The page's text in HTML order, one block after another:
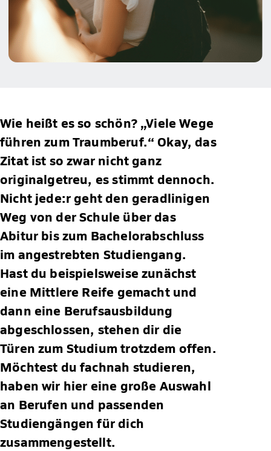
Wie heißt es so schön? „Viele Wege
führen zum Traumberuf.“ Okay, das
Zitat ist so zwar nicht ganz
originalgetreu, es stimmt dennoch.
Nicht jede:r geht den geradlinigen
Weg von der Schule über das
Abitur bis zum Bachelorabschluss
im angestrebten Studiengang.
Hast du beispielsweise zunächst
eine Mittlere Reife gemacht und
dann eine Berufsausbildung
abgeschlossen, stehen dir die
Türen zum Studium trotzdem offen.
Möchtest du fachnah studieren,
haben wir hier eine große Auswahl
an Berufen und passenden
Studiengängen für dich
zusammengestellt.